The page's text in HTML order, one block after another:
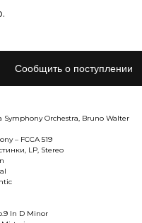
Сообщить о поступлении
Symphony Orchestra, Bruno Walter
– FCCA 519
LP, Stereo
In D Minor